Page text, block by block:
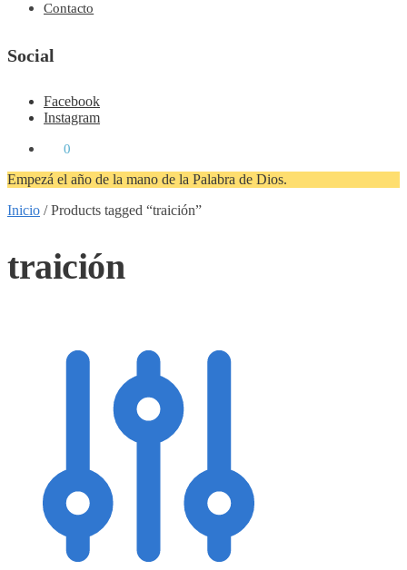
Contacto
Social
Facebook
Instagram
0
Empezá el año de la mano de la Palabra de Dios.
Inicio /Products tagged “traición”
traición